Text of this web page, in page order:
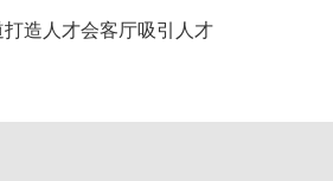
造人才会客厅吸引人才